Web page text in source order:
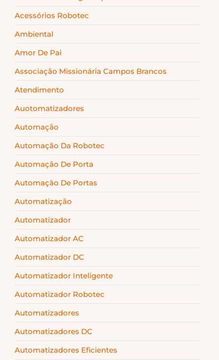
Acessórios Robotec
Ambiental
Amor De Pai
Associação Missionária Campos Brancos
Atendimento
Auotomatizadores
Automação
Automação Da Robotec
Automação De Porta
Automação De Portas
Automatização
Automatizador
Automatizador AC
Automatizador DC
Automatizador Inteligente
Automatizador Robotec
Automatizadores
Automatizadores DC
Automatizadores Eficientes